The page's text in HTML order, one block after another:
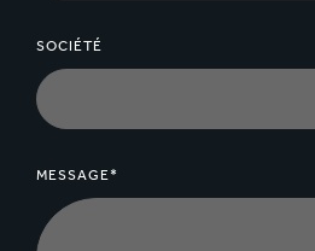
SOCIÉTÉ
MESSAGE*